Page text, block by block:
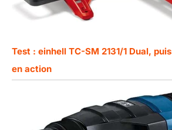
Test : einhell TC-SM 2131/1 Dual,
en action